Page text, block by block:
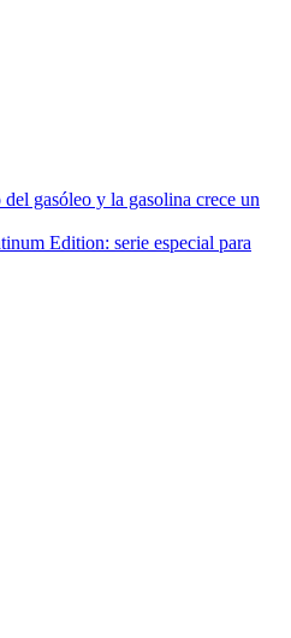
gasóleo y la gasolina crece un
Edition: serie especial para